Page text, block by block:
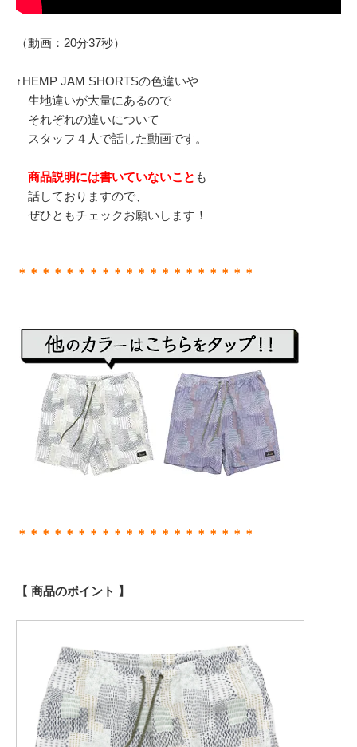
（動画：20分37秒）
↑HEMP JAM SHORTSの色違いや
生地違いが大量にあるので
それぞれの違いについて
スタッフ４人で話した動画です。
商品説明には書いていないこと も
話しておりますので、
ぜひともチェックお願いします！
＊＊＊＊＊＊＊＊＊＊＊＊＊＊＊＊＊＊＊＊
＊＊＊＊＊＊＊＊＊＊＊＊＊＊＊＊＊＊＊＊
【 商品のポイント 】